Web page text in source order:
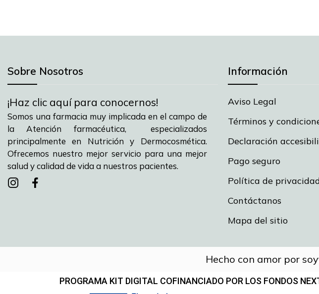
Sobre Nosotros
¡Haz clic aquí para conocernos!
Somos una farmacia muy implicada en el campo de
la Atención farmacéutica, especializados
principalmente en Nutrición y Dermocosmética.
Ofrecemos nuestro mejor servicio para una mejor
salud y calidad de vida a nuestros pacientes.
Información
Aviso Legal
Términos y
Declaración
Pago seguro
Política de
Contáctanos
Mapa del sitio
Hecho con amor por
PROGRAMA KIT DIGITAL COFINANCIADO POR LOS FONDOS